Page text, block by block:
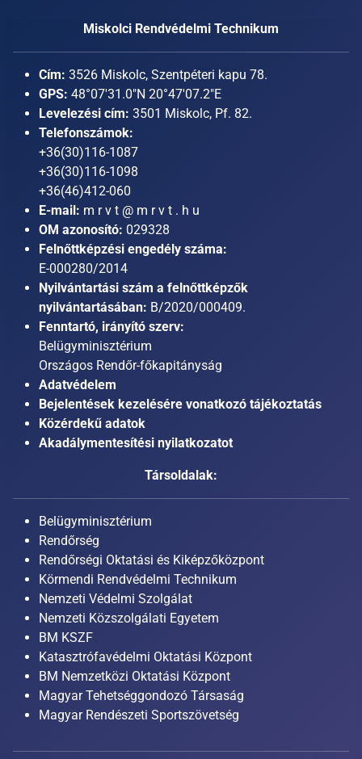
Miskolci Rendvédelmi Technikum
Cím: 3526 Miskolc, Szentpéteri kapu 78.
GPS: 48°07'31.0"N 20°47'07.2"E
Levelezési cím: 3501 Miskolc, Pf. 82.
Telefonszámok:
+36(30)116-1087
+36(30)116-1098
+36(46)412-060
E-mail: m r v t @ m r v t . h u
OM azonosító: 029328
Felnőttképzési engedély száma:
E-000280/2014
Nyilvántartási szám a felnőttképzők
nyilvántartásában: B/2020/000409.
Fenntartó, irányító szerv:
Belügyminisztérium
Országos Rendőr-főkapitányság
Adatvédelem
Bejelentések kezelésére vonatkozó tájékoztatás
Közérdekű adatok
Akadálymentesítési nyilatkozatot
Társoldalak:
Belügyminisztérium
Rendőrség
Rendőrségi Oktatási és Kiképzőközpont
Körmendi Rendvédelmi Technikum
Nemzeti Védelmi Szolgálat
Nemzeti Közszolgálati Egyetem
BM KSZF
Katasztrófavédelmi Oktatási Központ
BM Nemzetközi Oktatási Központ
Magyar Tehetséggondozó Társaság
Magyar Rendészeti Sportszövetség